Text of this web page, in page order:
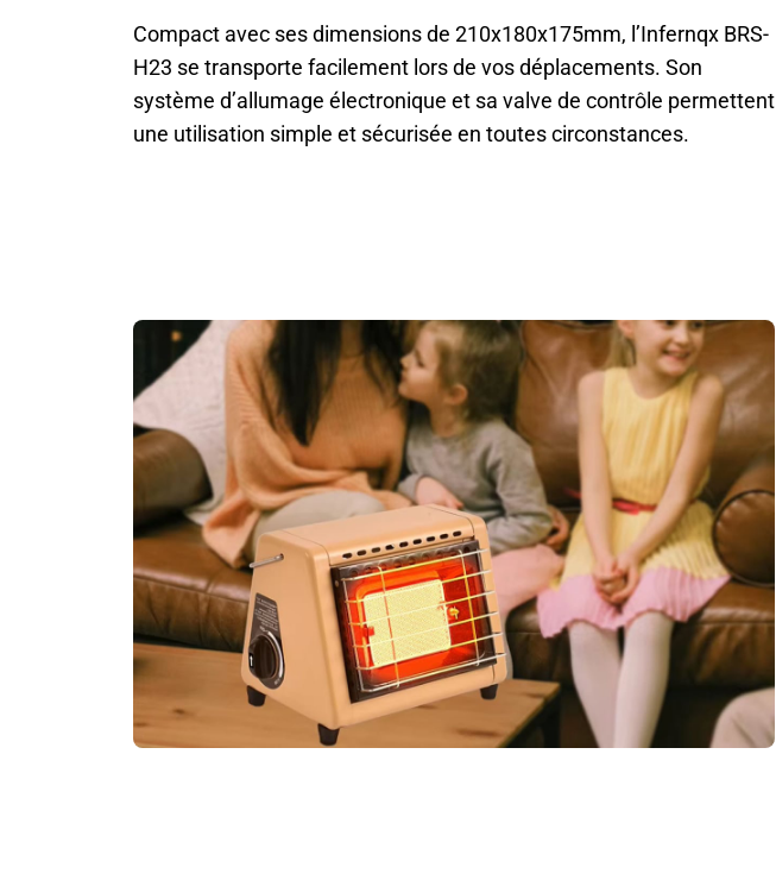
Compact avec ses dimensions de 210x180x175mm, l’Infernqx BRS-
H23 se transporte facilement lors de vos déplacements. Son
système d’allumage électronique et sa valve de contrôle permettent
une utilisation simple et sécurisée en toutes circonstances.